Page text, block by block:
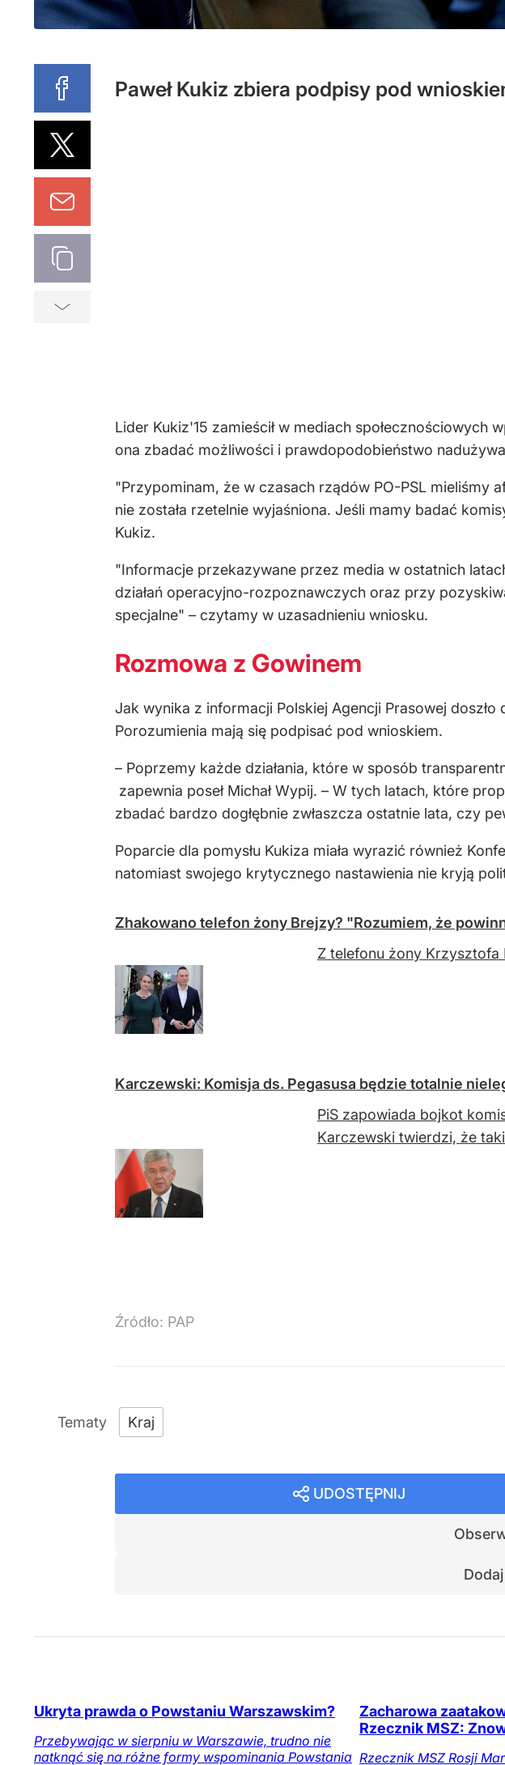
Paweł Kukiz zbiera podpisy pod
Lider Kukiz'15 zamieścił w mediach społecznościowych
ona zbadać możliwości i prawdopodobieństwo
"Przypominam, że w czasach rządów PO-PSL mieliśmy
nie została rzetelnie wyjaśniona. Jeśli mamy badać
Kukiz.
"Informacje przekazywane przez media w ostatnich
działań operacyjno-rozpoznawczych oraz przy
specjalne" – czytamy w uzasadnieniu wniosku.
Rozmowa z Gowinem
Jak wynika z informacji Polskiej Agencji Prasowej doszło
Porozumienia mają się podpisać pod wnioskiem.
– Poprzemy każde działania, które w sposób
zapewnia poseł Michał Wypij. – W tych latach, które
zbadać bardzo dogłębnie zwłaszcza ostatnie lata, czy
Poparcie dla pomysłu Kukiza miała wyrazić również
natomiast swojego krytycznego nastawienia nie kryją
Zhakowano telefon żony Brejzy? "Rozumiem, że
Z telefonu żony Krzysztofa
Karczewski: Komisja ds. Pegasusa będzie totalnie
PiS zapowiada bojkot
Karczewski twierdzi, że
Źródło: PAP
Kraj
UDOSTĘPNIJ
Ukryta prawda o Powstaniu Warszawskim?
Przebywając w sierpniu w Warszawie, trudno nie
natknąć się na różne formy wspominania Powstania
Zacharowa
Rzecznik MSZ:
Rzecznik MSZ Rosji